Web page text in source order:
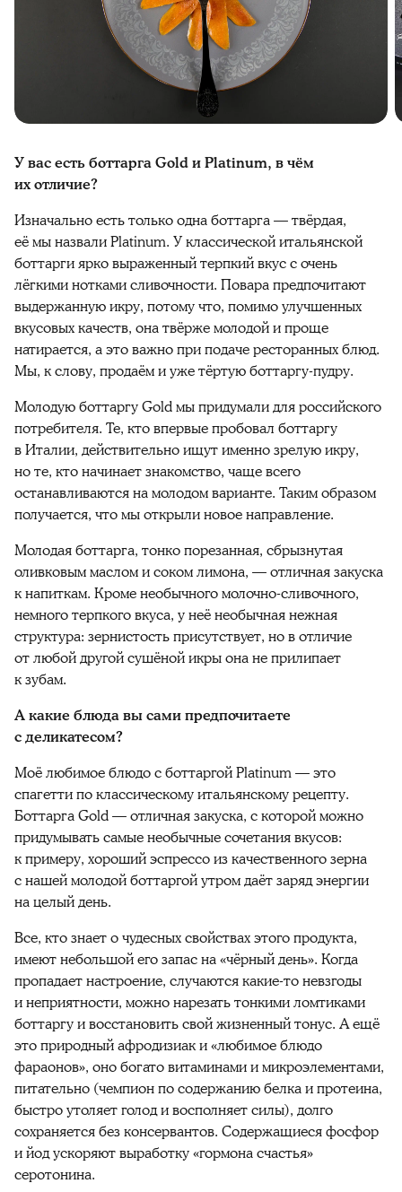
У вас есть боттарга Gold и Platinum, в чём
их отличие?
Изначально есть только одна боттарга — твёрдая,
её мы назвали Platinum. У классической итальянской
боттарги ярко выраженный терпкий вкус с очень
лёгкими нотками сливочности. Повара предпочитают
выдержанную икру, потому что, помимо улучшенных
вкусовых качеств, она твёрже молодой и проще
натирается, а это важно при подаче ресторанных блюд.
Мы, к слову, продаём и уже тёртую боттаргу-пудру.
Молодую боттаргу Gold мы придумали для российского
потребителя. Те, кто впервые пробовал боттаргу
в Италии, действительно ищут именно зрелую икру,
но те, кто начинает знакомство, чаще всего
останавливаются на молодом варианте. Таким образом
получается, что мы открыли новое направление.
Молодая боттарга, тонко порезанная, сбрызнутая
оливковым маслом и соком лимона, — отличная закуска
к напиткам. Кроме необычного молочно-сливочного,
немного терпкого вкуса, у неё необычная нежная
структура: зернистость присутствует, но в отличие
от любой другой сушёной икры она не прилипает
к зубам.
А какие блюда вы сами предпочитаете
с деликатесом?
Моё любимое блюдо с боттаргой Platinum — это
спагетти по классическому итальянскому рецепту.
Боттарга Gold — отличная закуска, с которой можно
придумывать самые необычные сочетания вкусов:
к примеру, хороший эспрессо из качественного зерна
с нашей молодой боттаргой утром даёт заряд энергии
на целый день.
Все, кто знает о чудесных свойствах этого продукта,
имеют небольшой его запас на «чёрный день». Когда
пропадает настроение, случаются какие-то невзгоды
и неприятности, можно нарезать тонкими ломтиками
боттаргу и восстановить свой жизненный тонус. А ещё
это природный афродизиак и «любимое блюдо
фараонов», оно богато витаминами и микроэлементами,
питательно (чемпион по содержанию белка и протеина,
быстро утоляет голод и восполняет силы), долго
сохраняется без консервантов. Содержащиеся фосфор
и йод ускоряют выработку «гормона счастья»
серотонина.